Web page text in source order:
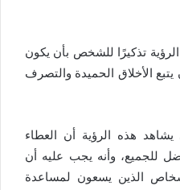
تذكيرًا للشخص بأن يكون
الأخلاق الحميدة والتصرف
هذه الرؤية أن العطاء
للجميع، وأنه يجب عليه أن
الذين يسعون لمساعدة